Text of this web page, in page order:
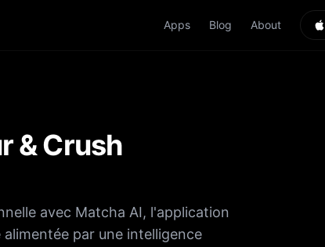
Apps Blog About
& Crush
avec Matcha AI, l'application
par une intelligence